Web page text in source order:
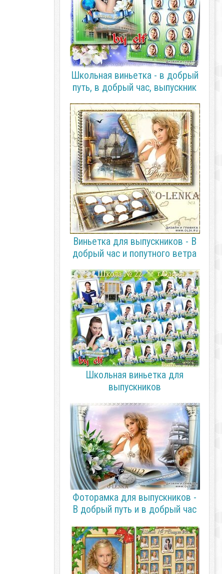
Школьная виньетка - в добрый
путь, в добрый час, выпускник
Виньетка для выпускников - В
добрый час и попутного ветра
Школьная виньетка для
выпускников
Фоторамка для выпускников -
В добрый путь и в добрый час